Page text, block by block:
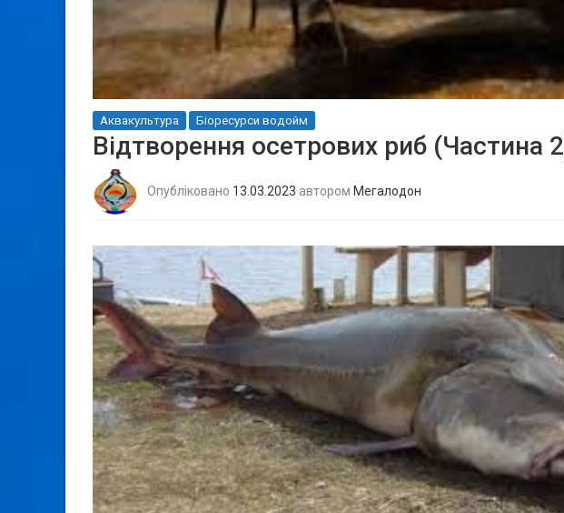
Аквакультура Біоресурси водойм
Відтворення осетрових риб (Частина
Опубліковано 13.03.2023 автором Мегалодон